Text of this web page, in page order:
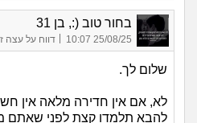
בחור טוב (:, בן 31
25/08/25 10:07
| דווח על עצה
שלום לך.
לא, אם אין חדירה מלאה אין
להבא תלמדו קצת לפני